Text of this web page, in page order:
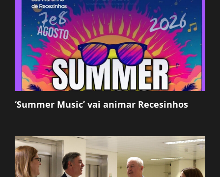
‘Summer Music’ vai animar Recesinhos